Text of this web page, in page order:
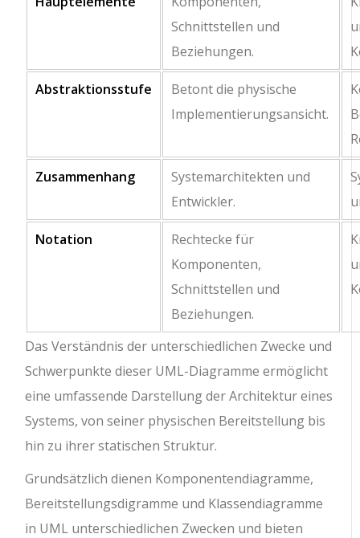
Schnittstellen und
Beziehungen.
Abstraktionsstufe
Betont die physische
Implementierungsansicht.
Zusammenhang
Systemarchitekten und
Entwickler.
Notation
Rechtecke für
Komponenten,
Schnittstellen und
Beziehungen.
Das Verständnis der unterschiedlichen Zwecke und
Schwerpunkte dieser UML-Diagramme ermöglicht
eine umfassende Darstellung der Architektur eines
Systems, von seiner physischen Bereitstellung bis
hin zu ihrer statischen Struktur.
Grundsätzlich dienen Komponentendiagramme,
Bereitstellungsdigramme und Klassendiagramme
in UML unterschiedlichen Zwecken und bieten